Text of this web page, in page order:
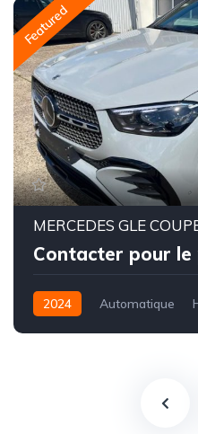
Featured
MERCEDES GLE
Contacter pour le
2024 Automatique